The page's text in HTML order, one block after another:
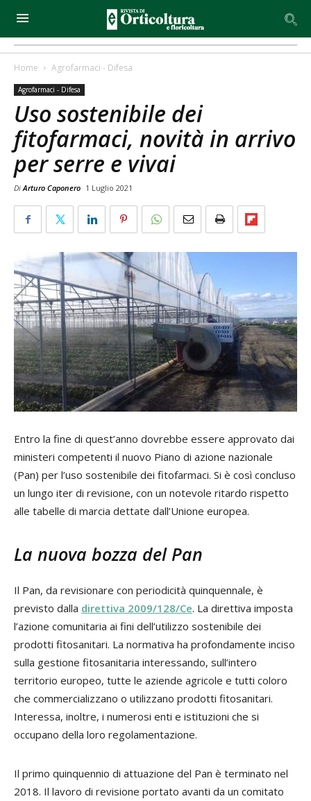
Home Agrofarmaci - Difesa
Agrofarmaci - Difesa
Uso sostenibile dei
fitofarmaci, novità in arrivo
per serre e vivai
DiArturo Caponero 1 Luglio 2021
Entro la fine di quest’anno dovrebbe essere approvato dai
ministeri competenti il nuovo Piano di azione nazionale
(Pan) per l’uso sostenibile dei fitofarmaci. Si è così concluso
un lungo iter di revisione, con un notevole ritardo rispetto
alle tabelle di marcia dettate dall’Unione europea.
La nuova bozza del Pan
Il Pan, da revisionare con periodicità quinquennale, è
previsto dalla direttiva 2009/128/Ce. La direttiva imposta
l’azione comunitaria ai fini dell’utilizzo sostenibile dei
prodotti fitosanitari. La normativa ha profondamente inciso
sulla gestione fitosanitaria interessando, sull’intero
territorio europeo, tutte le aziende agricole e tutti coloro
che commercializzano o utilizzano prodotti fitosanitari.
Interessa, inoltre, i numerosi enti e istituzioni che si
occupano della loro regolamentazione.
Il primo quinquennio di attuazione del Pan è terminato nel
2018. Il lavoro di revisione portato avanti da un comitato